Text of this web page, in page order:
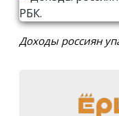
Доходы россиян